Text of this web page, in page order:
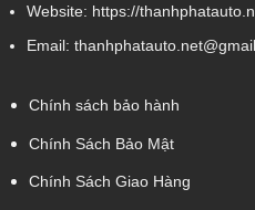
Website: https://
Email:
Chính sách bảo hành
Chính Sách Bảo Mật
Chính Sách Giao Hàng